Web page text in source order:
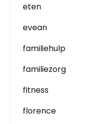
eten
evean
familiehulp
familiezorg
fitness
florence